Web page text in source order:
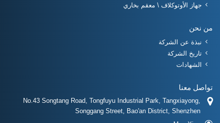
جهاز الأوتوكلاف \ معقم بخاري
من نحن
نبذة عن الشركة
تاريخ الشركة
الشهادات
تواصل معنا
No.43 Songtang Road, Tongfuyu Industrial Park, Tangxiayong,
Songgang Street, Bao'an District, Shenzhen